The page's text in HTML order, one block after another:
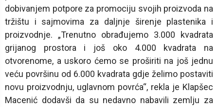
dobivanjem potpore za promociju svojih proizvoda na
tržištu i sajmovima za daljnje širenje plastenika i
proizvodnje. „Trenutno obrađujemo 3.000 kvadrata
grijanog prostora i još oko 4.000 kvadrata na
otvorenome, a uskoro ćemo se proširiti na još jednu
veću površinu od 6.000 kvadrata gdje želimo postaviti
novu proizvodnju, uglavnom povrća“, rekla je Klapšec
Macenić dodavši da su nedavno nabavili zemlju za